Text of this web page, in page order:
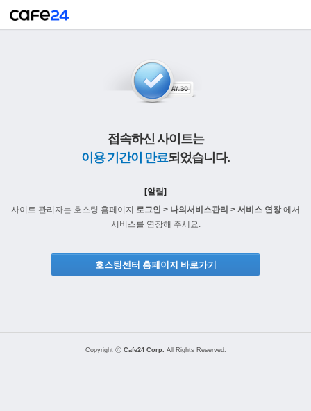
접속하신 사이트는
이용 기간이 만료되었습니다.
[알림]
사이트 관리자는 호스팅 홈페이지 로그인 > 나의서비스관리 > 서비스 연장에서
서비스를 연장해 주세요.
호스팅센터 홈페이지 바로가기
Copyright ⓒ Cafe24 Corp. All Rights Reserved.